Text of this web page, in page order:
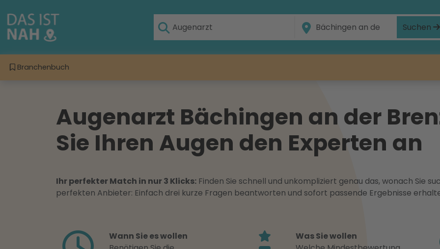
Suchen
Branchenbuch
Augenarzt Bächingen an der
Sie Ihren Augen den Experten an
Ihr perfekter Match in nur 3 Klicks: Finden Sie schnell und unkompliziert genau das, wonach Sie
perfekten Anbieter: Einfach drei kurze Fragen beantworten und sofort passende Ergebnisse
Wann Sie es wollen
Was Sie wollen